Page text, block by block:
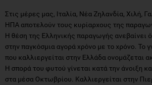
Στις μέρες μας, Ιταλία, Νέα Ζηλανδία, Χιλή,
ΗΠΑ αποτελούν τους κυρίαρχους της
Η θέση της Ελληνικής παραγωγής ανεβαίνει
στην παγκόσμια αγορά χρόνο με το χρόνο. Το
που καλλιεργείται στην Ελλάδα ονομάζεται
Η σπορά του φυτού γίνεται κατά την άνοιξη
στα μέσα Οκτωβρίου. Καλλιεργείται στην